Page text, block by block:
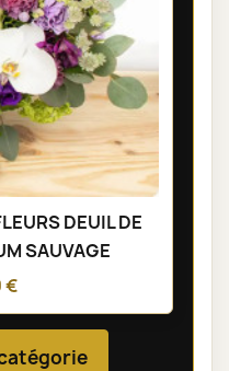
DEUIL DE
SAUVAGE
€